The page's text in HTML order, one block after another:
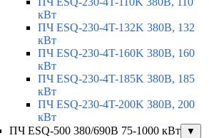
кВт
ПЧ ESQ-230-4T-132K 380В, 132
кВт
ПЧ ESQ-230-4T-160K 380В, 160
кВт
ПЧ ESQ-230-4T-185K 380В, 185
кВт
ПЧ ESQ-230-4T-200K 380В, 200
кВт
ПЧ ESQ-500 380/690В 75-1000 кВт
▼